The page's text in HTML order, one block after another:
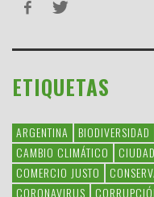
ETIQUETAS
ARGENTINA BIODIVERSIDAD
CAMBIO CLIMÁTICO
COMERCIO JUSTO
CORONAVIRUS